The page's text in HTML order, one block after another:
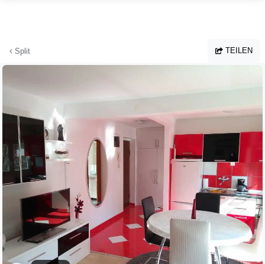
Split TEILEN